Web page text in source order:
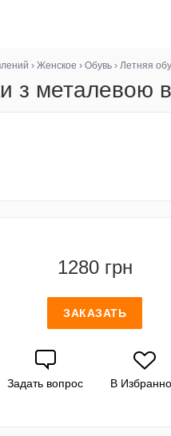
› Женское › Обувь› Летняя
з металевою
1280 грн
ЗАКАЗАТЬ
Задать вопрос В